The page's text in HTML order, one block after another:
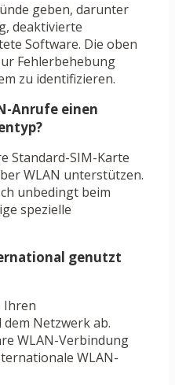
geben, darunter
deaktivierte
Software. Die oben
Fehlerbehebung
zu identifizieren.
Anrufe einen
Standard-SIM-Karte
WLAN unterstützen.
unbedingt beim
spezielle
genutzt
Ihren
Netzwerk ab.
WLAN-Verbindung
WLAN-